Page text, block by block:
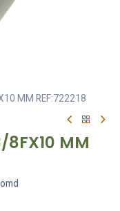
MM REF:722218
8FX10 MM